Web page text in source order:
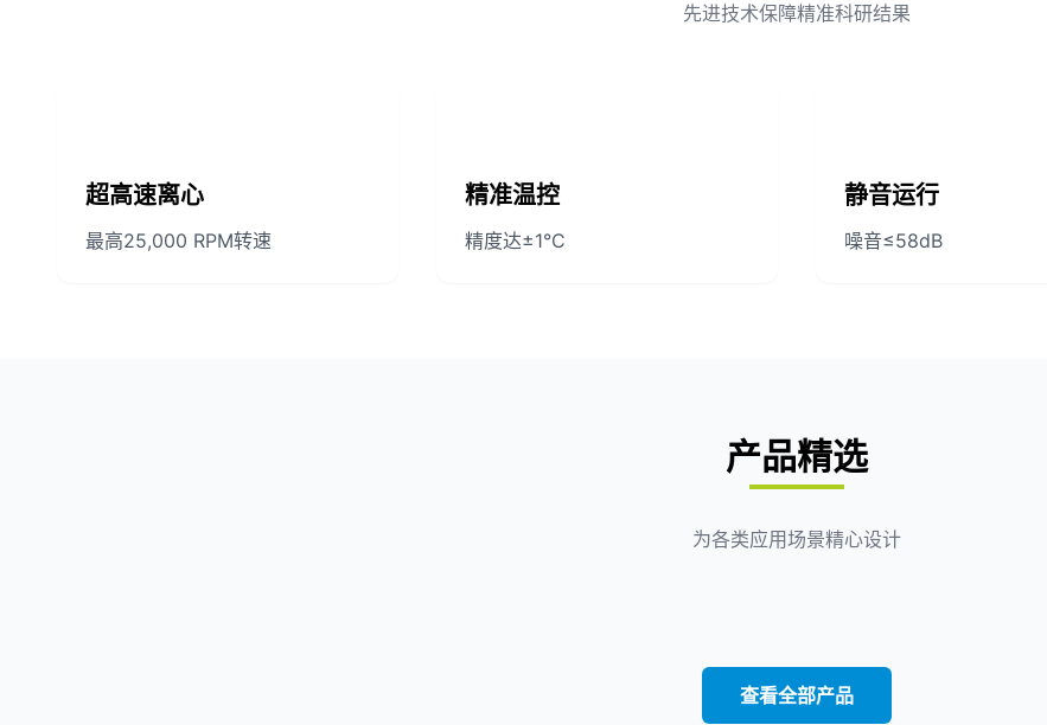
先进技术保障精准科研结果
超高速离心
最高25,000 RPM转速
精准温控
精度达±1°C
静音运行
噪音≤58dB
产品精选
为各类应用场景精心设计
查看全部产品